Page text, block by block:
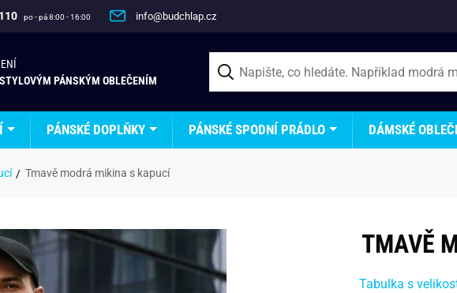
po - pá 8:00 - 16:00 info@budchlap.cz
PÁNSKÝM OBLEČENÍM
PÁNSKÉ DOPLŇKY PÁNSKÉ SPODNÍ PRÁDLO DÁMSKÉ
Tmavě modrá mikina s kapucí
TMAVĚ
Tabulka s